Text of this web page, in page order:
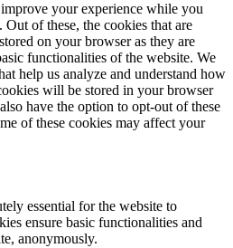
your experience while you
of these, the cookies that are
on your browser as they are
functionalities of the website. We
help us analyze and understand how
will be stored in your browser
have the option to opt-out of these
of these cookies may affect your
essential for the website to
ensure basic functionalities and
anonymously.